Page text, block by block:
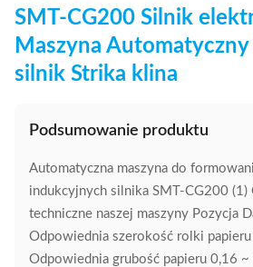
SMT-CG200 Silnik
Maszyna
silnik Strika klina
Podsumowanie produktu
Automatyczna maszyna do
indukcyjnych silnika SMT-CG200 (1)
techniczne naszej maszyny Pozycja
Odpowiednia szerokość rolki
Odpowiednia grubość papieru 0,16 ~